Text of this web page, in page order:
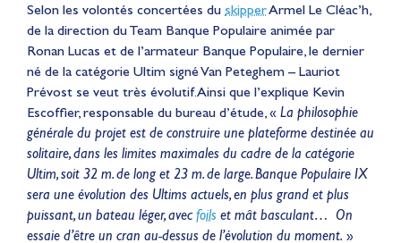
Selon les volontés concertées du skipperArmel Le Cléac’h,
de la direction du Team Banque Populaire animée par
Ronan Lucas et de l’armateur Banque Populaire, le dernier
né de la catégorie Ultim signé Van Peteghem – Lauriot
Prévost se veut très évolutif. Ainsi que l’explique Kevin
Escoffier, responsable du bureau d’étude, « La philosophie
générale du projet est de construire une plateforme destinée au
solitaire, dans les limites maximales du cadre de la catégorie
Ultim, soit 32 m. de long et 23 m. de large. Banque Populaire IX
sera une évolution des Ultims actuels, en plus grand et plus
puissant, un bateau léger, avecfoils et mât basculant… On
essaie d’être un cran au-dessus de l’évolution du moment. »